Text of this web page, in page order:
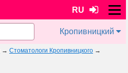
RU
Кропивницкий
→ Стоматологи Кропивницкого →